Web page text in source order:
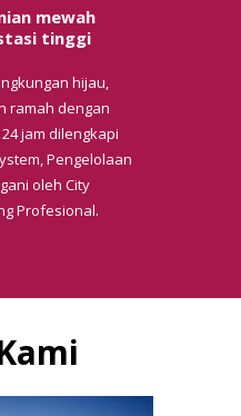
mewah
tinggi
hijau,
ramah dengan
jam dilengkapi
Pengelolaan
oleh City
Profesional.